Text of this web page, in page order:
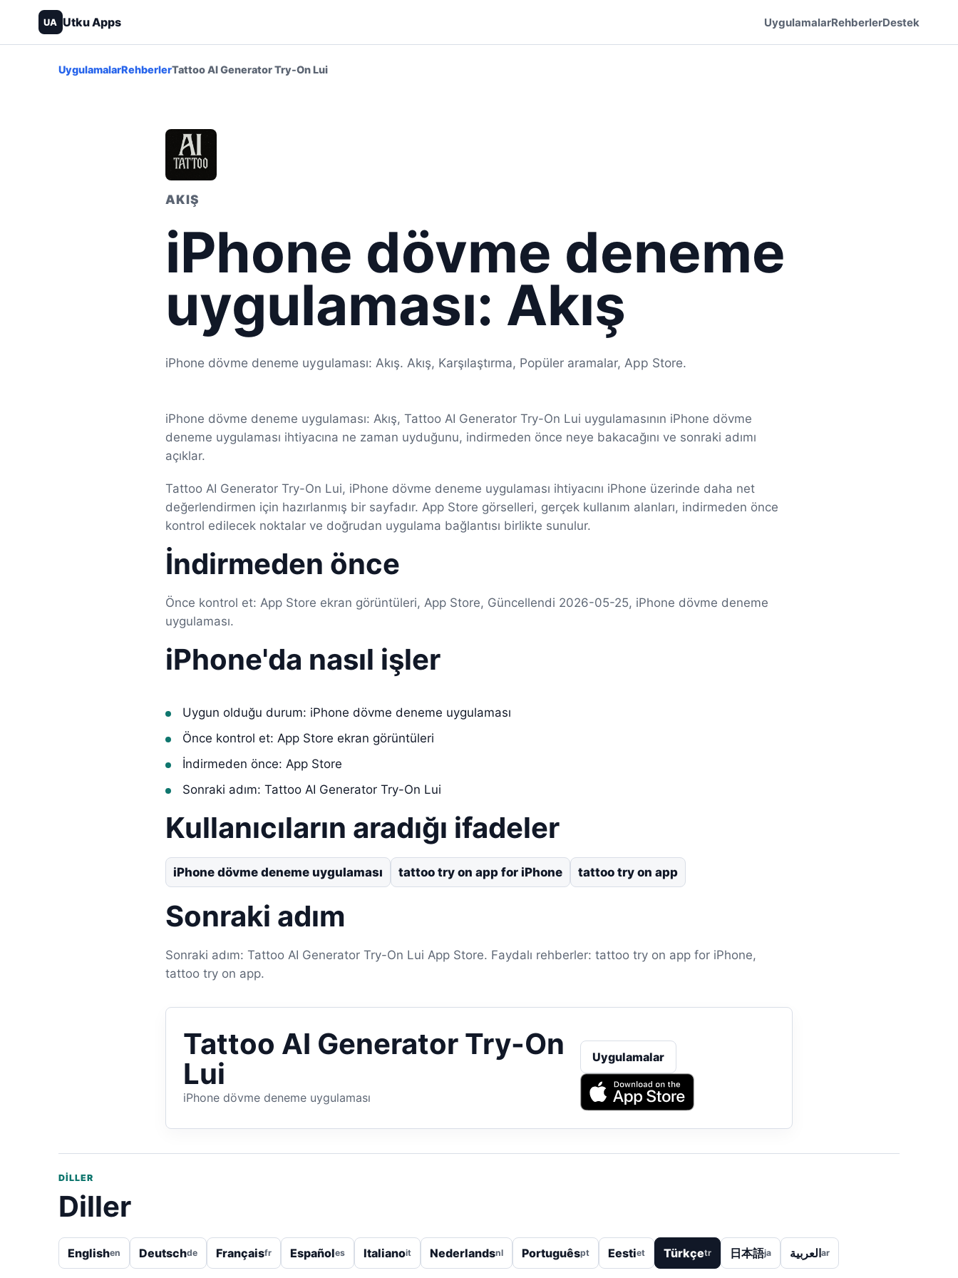
UA Utku Apps UygulamalarRehberlerDestek
UygulamalarRehberlerTattoo AI Generator Try-On Lui
AKIŞ
iPhone dövme deneme
uygulaması: Akış
iPhone dövme deneme uygulaması: Akış. Akış, Karşılaştırma, Popüler aramalar, App Store.
iPhone dövme deneme uygulaması: Akış, Tattoo AI Generator Try-On Lui uygulamasının iPhone dövme
deneme uygulaması ihtiyacına ne zaman uyduğunu, indirmeden önce neye bakacağını ve sonraki adımı
açıklar.
Tattoo AI Generator Try-On Lui, iPhone dövme deneme uygulaması ihtiyacını iPhone üzerinde daha net
değerlendirmen için hazırlanmış bir sayfadır. App Store görselleri, gerçek kullanım alanları, indirmeden önce
kontrol edilecek noktalar ve doğrudan uygulama bağlantısı birlikte sunulur.
İndirmeden önce
Önce kontrol et: App Store ekran görüntüleri, App Store, Güncellendi 2026-05-25, iPhone dövme deneme
uygulaması.
iPhone'da nasıl işler
Uygun olduğu durum: iPhone dövme deneme uygulaması
Önce kontrol et: App Store ekran görüntüleri
İndirmeden önce: App Store
Sonraki adım: Tattoo AI Generator Try-On Lui
Kullanıcıların aradığı ifadeler
iPhone dövme deneme uygulaması tattoo try on app for iPhone tattoo try on app
Sonraki adım
Sonraki adım: Tattoo AI Generator Try-On Lui App Store. Faydalı rehberler: tattoo try on app for iPhone,
tattoo try on app.
Tattoo AI Generator Try-On
Lui
iPhone dövme deneme uygulaması
Uygulamalar
DILLER
Diller
Englishen Deutschde Françaisfr Españoles Italianoit Nederlandsnl Portuguêspt Eestiet Türkçetr 日本語ja العربيةar